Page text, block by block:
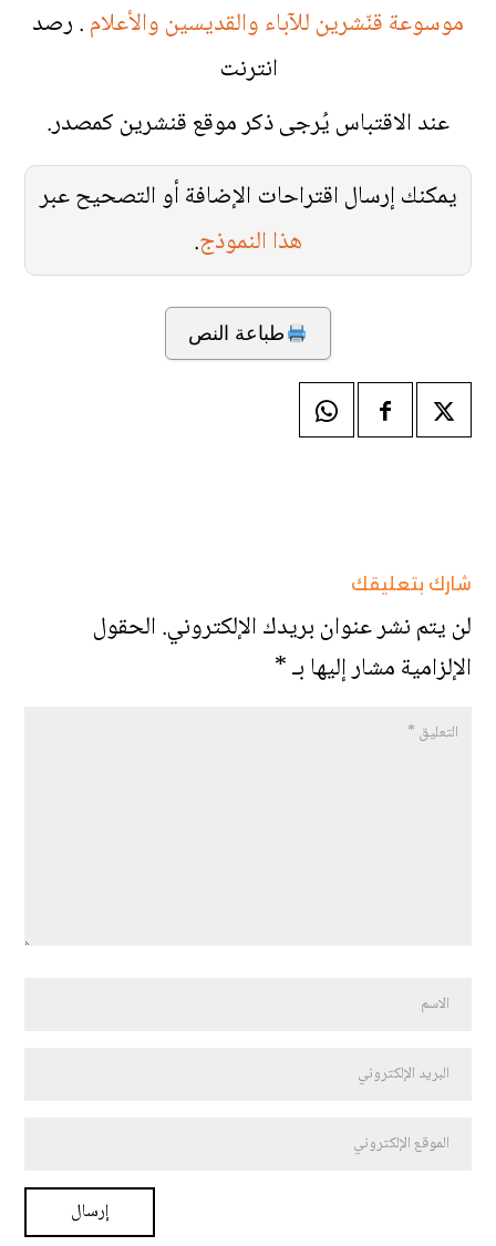
موسوعة قنّشرين للآباء والقديسين والأعلام. رصد
انترنت
عند الاقتباس يُرجى ذكر موقع قنشرين كمصدر.
يمكنك إرسال اقتراحات الإضافة أو التصحيح عبر
هذا النموذج.
طباعة النص
شارك بتعليقك
لن يتم نشر عنوان بريدك الإلكتروني.الحقول
الإلزامية مشار إليها بـ*